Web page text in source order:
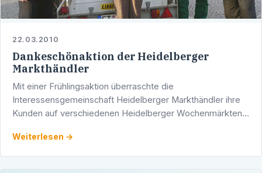
22.03.2010
Dankeschönaktion der Heidelberger
Markthändler
Mit einer Frühlingsaktion überraschte die
Interessensgemeinschaft Heidelberger Markthändler ihre
Kunden auf verschiedenen Heidelberger Wochenmärkten:
die Treue - auch …
Weiterlesen →